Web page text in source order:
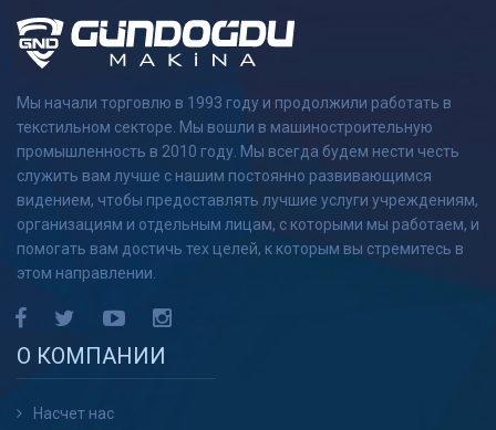
Мы начали торговлю в 1993 году и продолжили работать в
текстильном секторе. Мы вошли в машиностроительную
промышленность в 2010 году. Мы всегда будем нести честь
служить вам лучше с нашим постоянно развивающимся
видением, чтобы предоставлять лучшие услуги учреждениям,
организациям и отдельным лицам, с которыми мы работаем, и
помогать вам достичь тех целей, к которым вы стремитесь в
этом направлении.
О КОМПАНИИ
Насчет нас